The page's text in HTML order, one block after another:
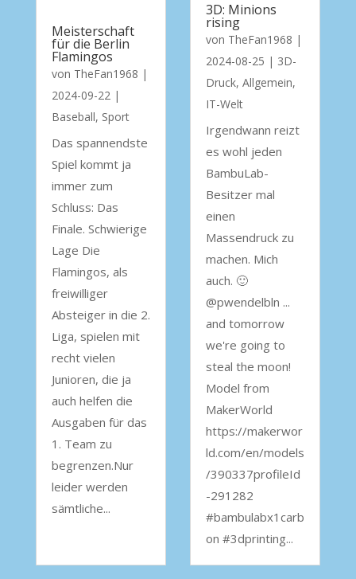
Meisterschaft
für die Berlin
Flamingos
von TheFan1968 |
2024-09-22|
Baseball, Sport
Das spannendste
Spiel kommt ja
immer zum
Schluss: Das
Finale. Schwierige
Lage Die
Flamingos, als
freiwilliger
Absteiger in die 2.
Liga, spielen mit
recht vielen
Junioren, die ja
auch helfen die
Ausgaben für das
1. Team zu
begrenzen.Nur
leider werden
sämtliche...
3D: Minions
rising
von TheFan1968 |
2024-08-25 | 3D-
Druck, Allgemein,
IT-Welt
Irgendwann reizt
es wohl jeden
BambuLab-
Besitzer mal
einen
Massendruck zu
machen. Mich
auch. 🙂
@pwendelbln ...
and tomorrow
we're going to
steal the moon!
Model from
MakerWorld
https://makerwor
ld.com/en/models
/390337profileId
-291282
#bambulabx1carb
on #3dprinting...